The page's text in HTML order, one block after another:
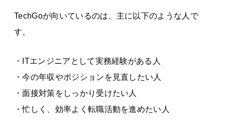
TechGoが向いているのは、主に以下のような人で
す。
・ITエンジニアとして実務経験がある人
・今の年収やポジションを見直したい人
・面接対策をしっかり受けたい人
・忙しく、効率よく転職活動を進めたい人